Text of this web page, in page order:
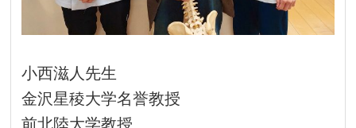
小西滋人先生
金沢星稜大学名誉教授
前北陸大学教授